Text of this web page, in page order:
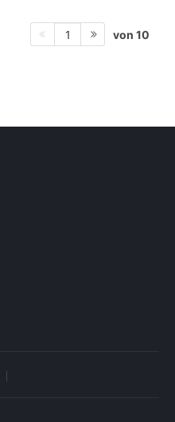
1 von 10